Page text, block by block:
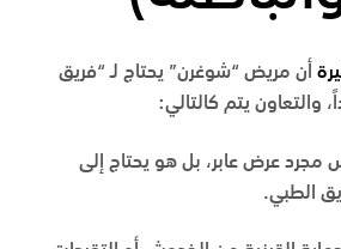
أن مريض “شوغرن” يحتاج لـ “فريق
والتعاون يتم كالتالي:
مجرد عرض عابر، بل هو يحتاج إلى
الطبي.